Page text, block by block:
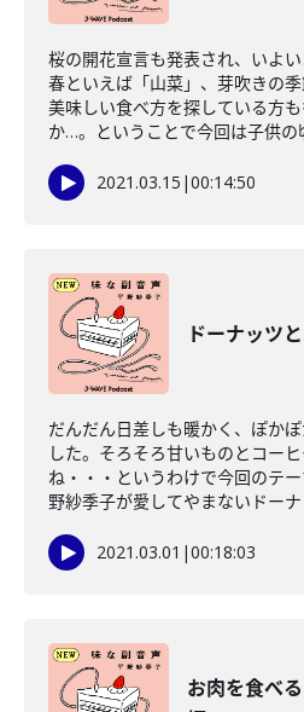
桜の開花宣言も発表され、いよい
春といえば「山菜」、芽吹きの
美味しい食べ方を探している方
か…。ということで今回は子供の
2021.03.15 |00:14:50
ドーナッツ
だんだん日差しも暖かく、ぽか
した。そろそろ甘いものとコー
ね・・・というわけで今回のテ
野紗季子が愛してやまないドー
2021.03.01 |00:18:03
お肉を食べ